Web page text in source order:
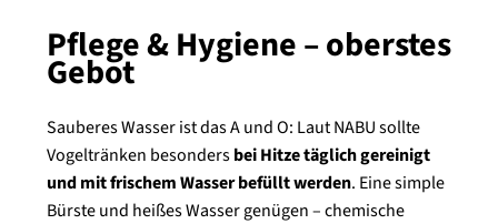
Pflege & Hygiene – oberstes
Gebot
Sauberes Wasser ist das A und O: Laut NABU sollte
Vogeltränken besondersbei Hitze täglich gereinigt
und mit frischem Wasser befüllt werden. Eine simple
Bürste und heißes Wasser genügen – chemische